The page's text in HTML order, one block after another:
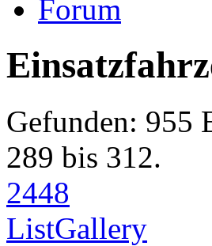
Forum
Gefunden: 955
289 bis 312.
2448
ListGallery